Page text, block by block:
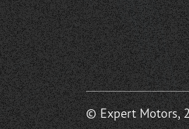
© Expert Motors,